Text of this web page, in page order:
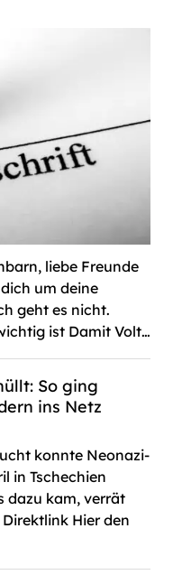
liebe Freunde
um deine
geht es nicht.
ist Damit Volt…
So ging
ins Netz
konnte Neonazi-
in Tschechien
dazu kam, verrät
Hier den